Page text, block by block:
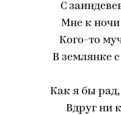
С
Мне к ночи
Кого-то
В землянке
Как я бы рад,
Вдруг ни